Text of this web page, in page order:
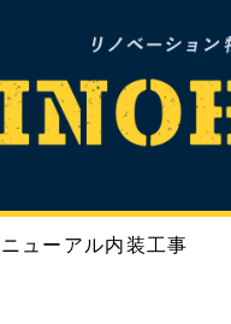
ューアル内装工事